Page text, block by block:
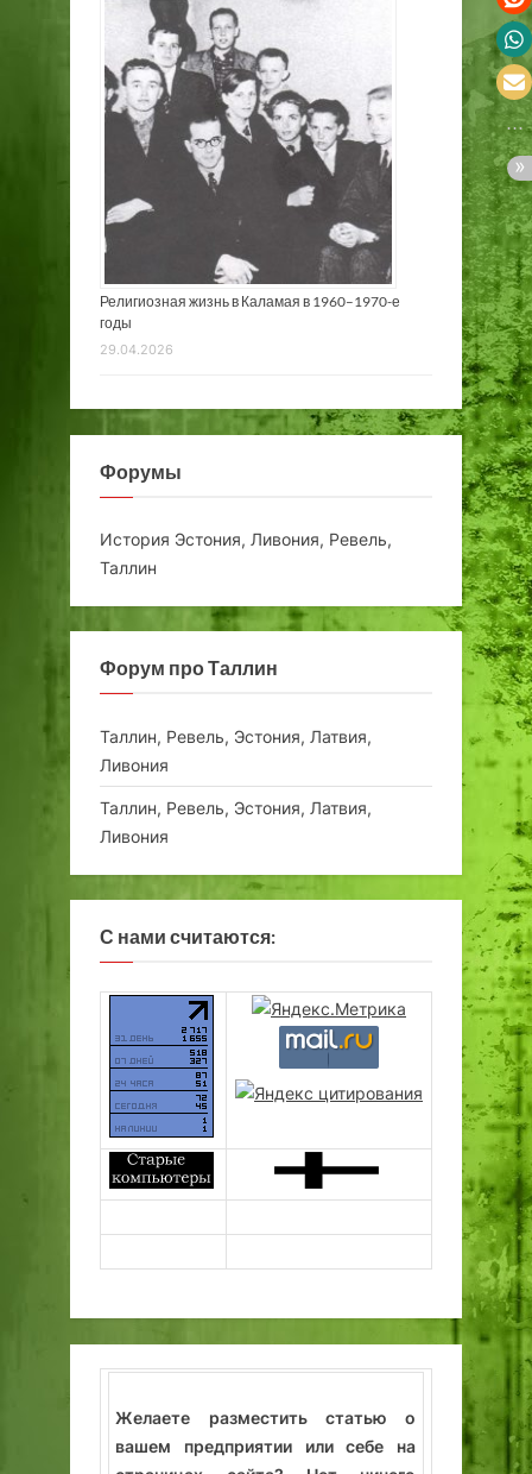
Религиозная жизнь в Каламая в 1960–1970-е
годы
29.04.2026
Форумы
История Эстония, Ливония, Ревель,
Таллин
Форум про Таллин
Таллин, Ревель, Эстония, Латвия,
Ливония
Таллин, Ревель, Эстония, Латвия,
Ливония
С нами считаются:
Желаете разместить статью о
вашем предприятии или себе на